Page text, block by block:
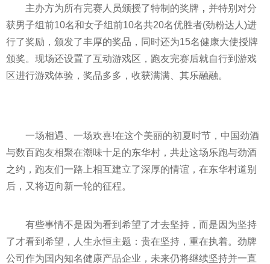
主办方为所有完赛人员颁授了特制的奖牌 ， 并特别对分
获男子组前10名和女子组前10名共20名优胜者(劲粉达人)进
行了奖励，颁发了丰厚的奖品，同时还为15名健康大使授牌
颁奖。现场还设置了互动游戏区，跑友完赛后就自行到游戏
区进行游戏体验，奖品多多，收获满满、其乐融融。
一场相遇、一场欢喜!在这个美丽的初夏时节，中国劲酒
与数百跑友相聚在潮味十足的东华村，共赴这场乐跑与劲酒
之约，跑友们一路上相互建立了深厚的情谊，在东华村道别
后，又将迈向新一轮的征程。
有些事情不是因为看到希望了才去坚持，而是因为坚持
了才看到希望，人生永恒主题：贵在坚持，重在执着。劲牌
公司作为国内知名健康产品企业，未来仍将继续坚持并一直